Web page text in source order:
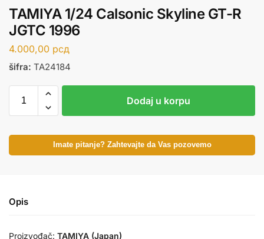
TAMIYA 1/24 Calsonic Skyline GT-R
JGTC 1996
4.000,00 рсд
šifra: TA24184
Dodaj u korpu
Imate pitanje? Zahtevajte da Vas pozovemo
Opis
Proizvođač: TAMIYA (Japan)